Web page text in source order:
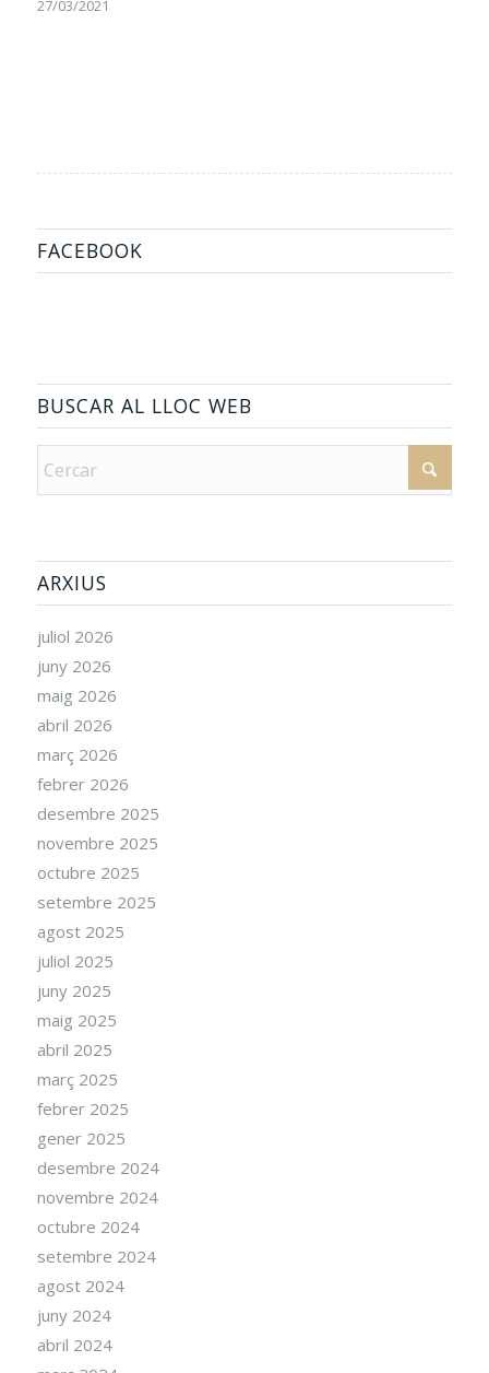
27/03/2021
FACEBOOK
BUSCAR AL LLOC WEB
ARXIUS
juliol 2026
juny 2026
maig 2026
abril 2026
març 2026
febrer 2026
desembre 2025
novembre 2025
octubre 2025
setembre 2025
agost 2025
juliol 2025
juny 2025
maig 2025
abril 2025
març 2025
febrer 2025
gener 2025
desembre 2024
novembre 2024
octubre 2024
setembre 2024
agost 2024
juny 2024
abril 2024